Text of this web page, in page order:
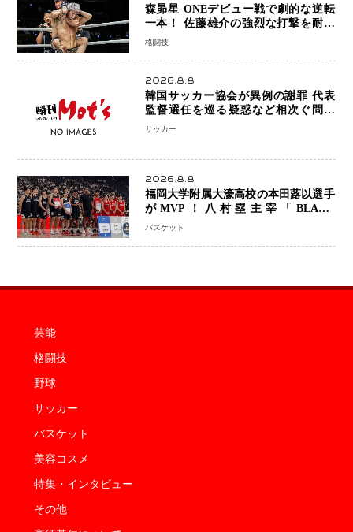
森昴星 ONEデビュー戦で劇的な逆転
一本！ 佐藤雄介の強烈な打撃を耐え
抜き、リアネイキッドチョークで勝利
格闘技
2026.8.8
韓国サッカー協会が異例の謝罪 代表
監督選任を巡る疑惑など相次ぐ問題
「組織の刷新」誓う
サッカー
2026.8.8
福岡大学附属大濠高校の本田蕗以選手
がMVP！八村塁主宰「BLACK
SAMURAI SUMMIT 2026」で存在
なった」
バスケット
芸能
格闘技
野球
サッカー
バスケット
美容コスメ
特集・インタビュー
その他